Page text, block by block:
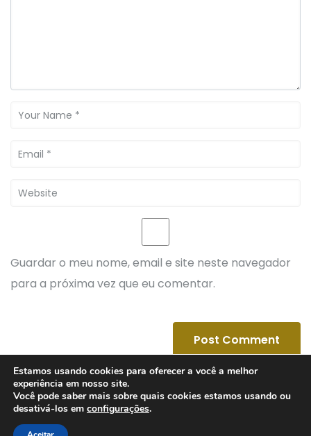
Guardar o meu nome, email e site neste navegador
para a próxima vez que eu comentar.
Estamos usando cookies para oferecer a você a melhor
experiência em nosso site.
Você pode saber mais sobre quais cookies estamos usando ou
desativá-los em configurações.